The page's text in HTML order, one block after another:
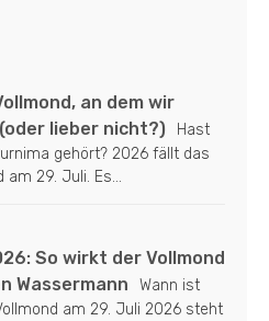
an dem wir
lieber nicht?)
Hast
gehört? 2026 fällt das
am 29. Juli. Es...
So wirkt der Vollmond
Wassermann
Wann ist
am 29. Juli 2026 steht